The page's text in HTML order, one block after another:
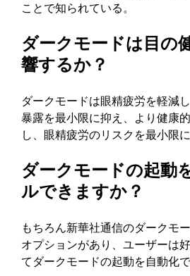
ことで知られている。
ダークモードは目の
響するか？
ダークモードは眼精疲労を軽減
暴露を最小限に抑え、より健康
し、眼精疲労のリスクを最小限に
ダークモードの起動
ルできますか？
もちろん新華社通信のダークモ
オプションがあり、ユーザーは
てダークモードの起動を自動化で